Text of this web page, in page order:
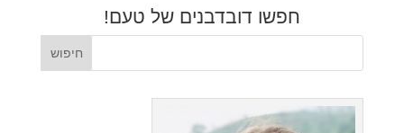
חפשו דובדבנים של טעם!